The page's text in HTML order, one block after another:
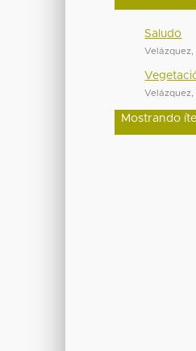
Saludo
Velázquez,
Velázquez,
Mostrando